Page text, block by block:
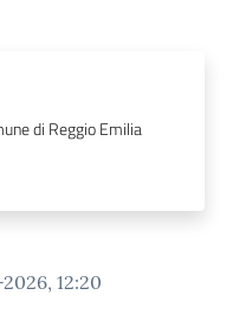
di Reggio Emilia
12:20